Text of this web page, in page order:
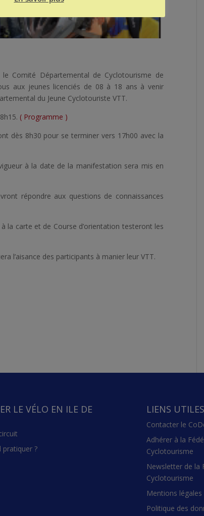
Comité Départemental de Cyclotourisme de
aux jeunes licenciés de 08 à 18 ans à venir
du Jeune Cyclotouriste VTT.
( Programme )
dès 8h30 pour se terminer vers 17h00 avec la
à la date de la manifestation sera mis en
répondre aux questions de connaissances
à la carte et de Course d’orientation testeront les
l’aisance des participants à manier leur VTT.
LE VÉLO EN ILE DE
pratiquer ?
LIENS UTILES
Contacter le
Adhérer à la
Cyclotourisme
Newsletter de la
Cyclotourisme
Mentions légales
Politique des
vous le souhaitez
En savoir plus